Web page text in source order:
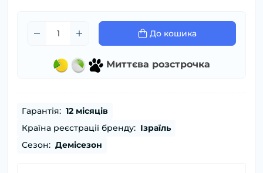
До кошика
Миттєва розстрочка
Гарантія: 12 місяців
Країна реєстрації бренду: Ізраїль
Сезон: Демісезон